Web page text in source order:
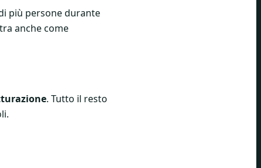
più persone durante
anche come
. Tutto il resto